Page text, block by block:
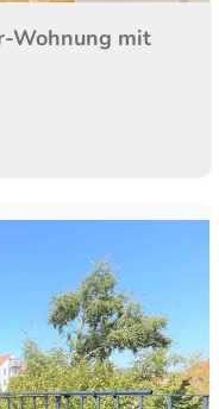
Wohnung mit